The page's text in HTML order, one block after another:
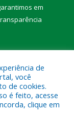
em
de Faro.
de
você
de cookies.
é feito, acesse
clique em